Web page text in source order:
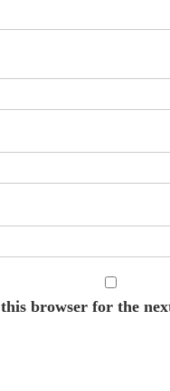
browser for the